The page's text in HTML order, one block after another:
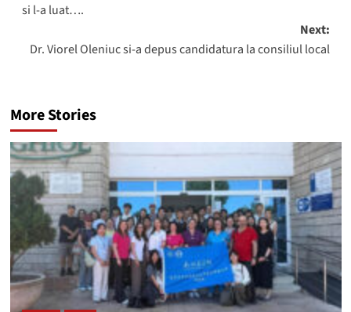
si l-a luat….
Next:
Dr. Viorel Oleniuc si-a depus candidatura la consiliul local
More Stories